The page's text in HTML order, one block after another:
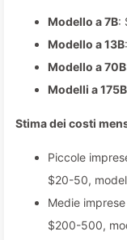
Modello a 7B:
Modello a 13B
Modello a 70B
Modelli a
Stima dei costi
Piccole
$20-50,
Medie
$200-500,